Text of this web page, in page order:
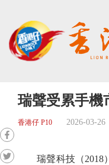
瑞聲受累手機
香港仔 P10 2026-03-26
瑞聲科技（2018）